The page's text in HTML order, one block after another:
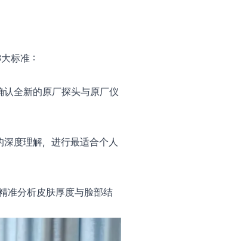
标准：
全新的原厂探头与原厂仪
度理解，进行最适合个人
准分析皮肤厚度与脸部结